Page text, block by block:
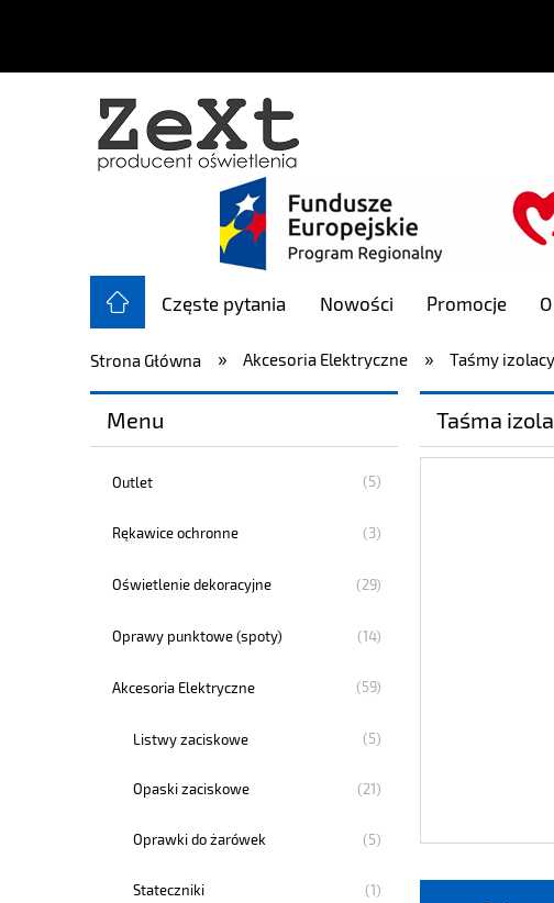
Częste pytania Nowości Promocje
Strona Główna » Akcesoria Elektryczne » Taśmy
Menu
Outlet (5)
Rękawice ochronne (3)
Oświetlenie dekoracyjne (29)
Oprawy punktowe (spoty) (14)
Akcesoria Elektryczne (59)
Listwy zaciskowe (5)
Opaski zaciskowe (21)
Oprawki do żarówek (5)
Stateczniki (1)
Taśma